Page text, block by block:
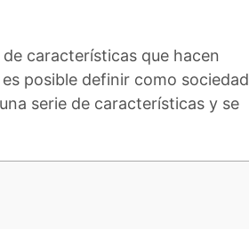
características que hacen
posible definir como
serie de características y se